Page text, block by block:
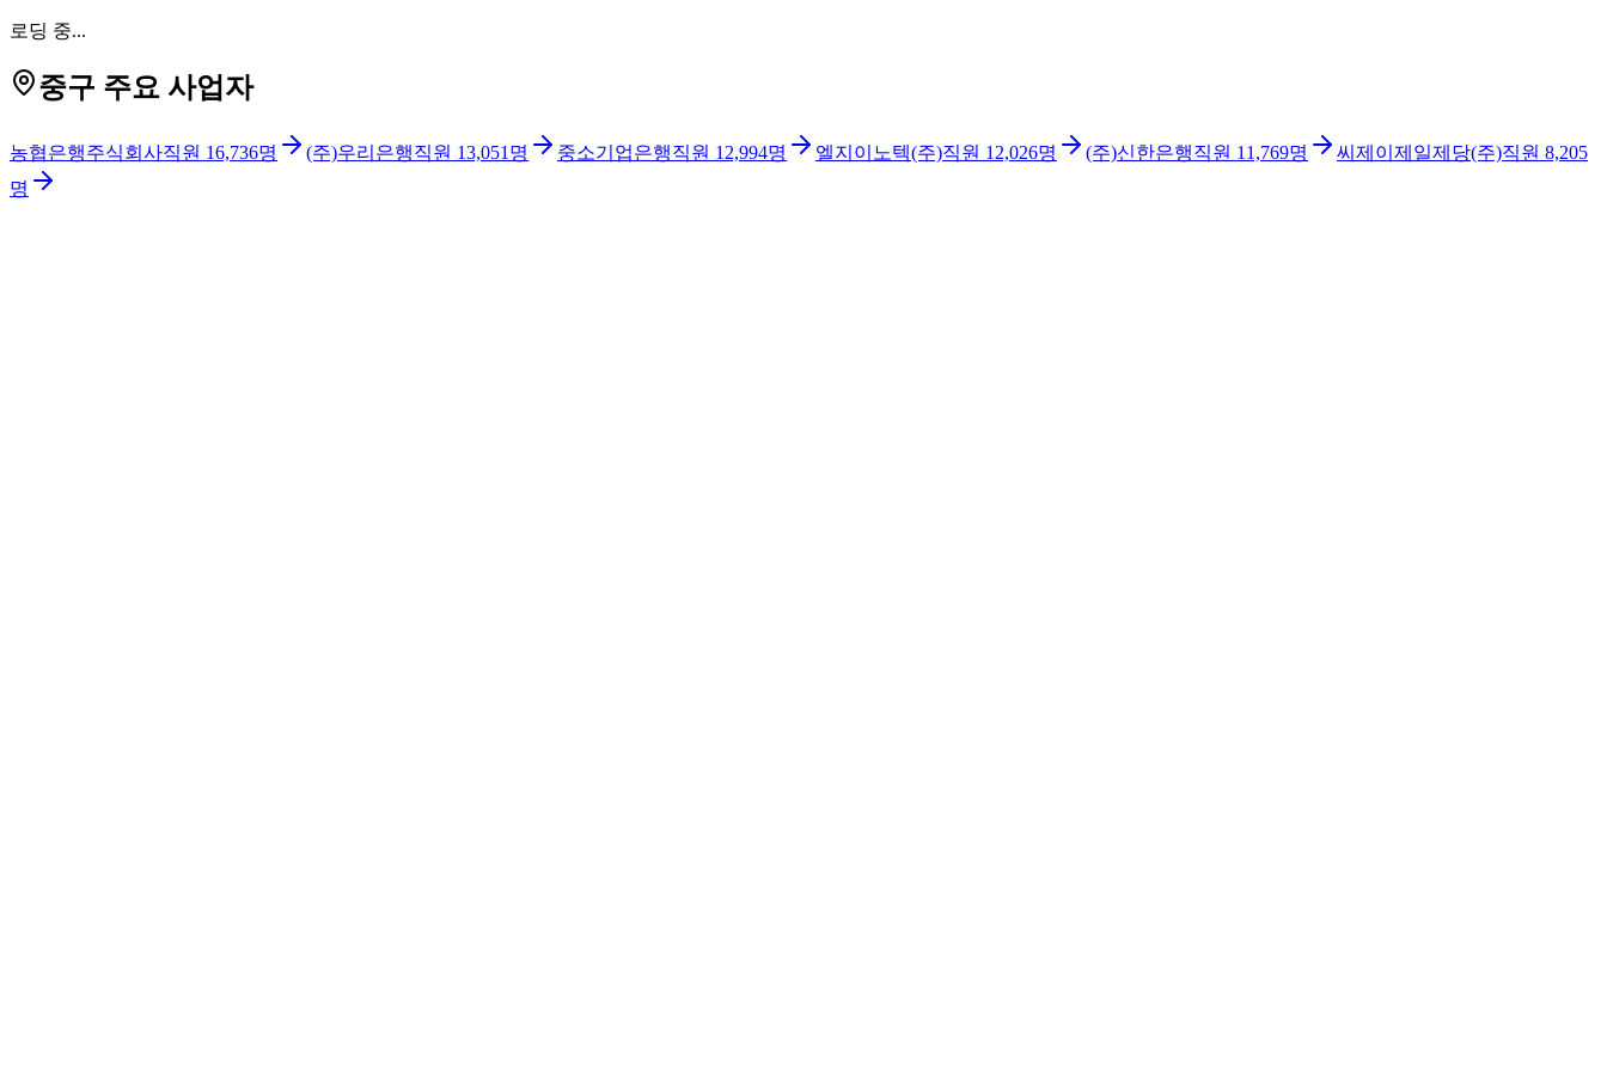
로딩 중...
중구 주요 사업자
농협은행주식회사직원 16,736명 (주)우리은행직원 13,051 명 중소기업은행직원 12,994명 엘지이노텍(주)직원 12,026명 (주)신한은행직원 11,769명 씨제이제일제당(주)직원 8,205
명